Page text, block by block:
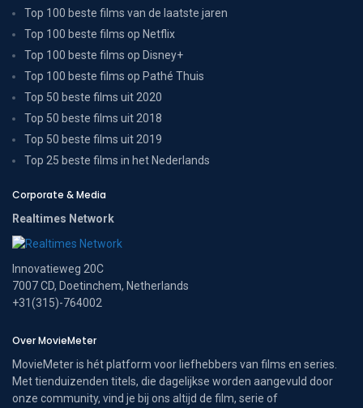
Top 100 beste films van de laatste jaren
Top 100 beste films op Netflix
Top 100 beste films op Disney+
Top 100 beste films op Pathé Thuis
Top 50 beste films uit 2020
Top 50 beste films uit 2018
Top 50 beste films uit 2019
Top 25 beste films in het Nederlands
Corporate & Media
Realtimes Network
Innovatieweg 20C
7007 CD, Doetinchem, Netherlands
+31(315)-764002
Over MovieMeter
MovieMeter is hét platform voor liefhebbers van films en series.
Met tienduizenden titels, die dagelijkse worden aangevuld door
onze community, vind je bij ons altijd de film, serie of